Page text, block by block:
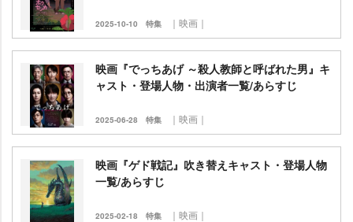
2025-10-10 特集 ｜映画｜
映画『でっちあげ ～殺人教師と呼ばれた男』キ
ャスト・登場人物・出演者一覧/あらすじ
2025-06-28 特集 ｜映画｜
映画『ゲド戦記』吹き替えキャスト・登場人物
一覧/あらすじ
2025-02-18 特集 ｜映画｜